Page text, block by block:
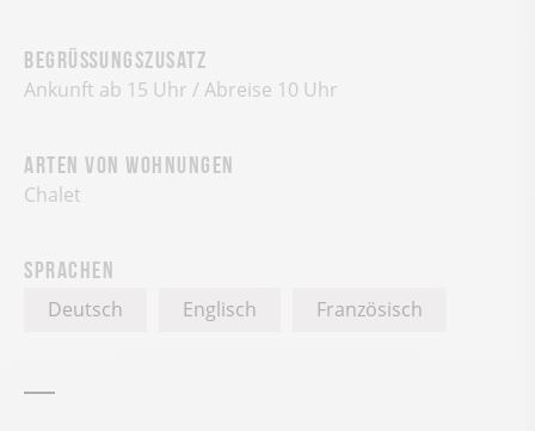
Begrüßungszusatz
Ankunft ab 15 Uhr / Abreise 10 Uhr
Arten von Wohnungen
Chalet
Sprachen
Deutsch Englisch Französisch